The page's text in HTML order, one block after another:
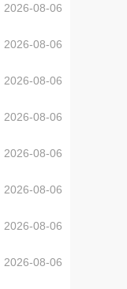
2026-08-06
2026-08-06
2026-08-06
2026-08-06
2026-08-06
2026-08-06
2026-08-06
2026-08-06